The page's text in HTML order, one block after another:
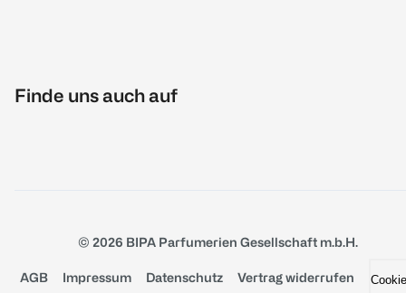
Finde uns auch auf
© 2026 BIPA Parfumerien Gesellschaft m.b.H.
AGB Impressum Datenschutz Vertrag widerrufen